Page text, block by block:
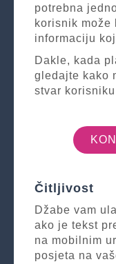
potrebna
korisnik može
informaciju
Dakle, kada
gledajte kako
stvar
Čitljivost
Džabe vam
ako je tekst
na mobilnim
posjeta na